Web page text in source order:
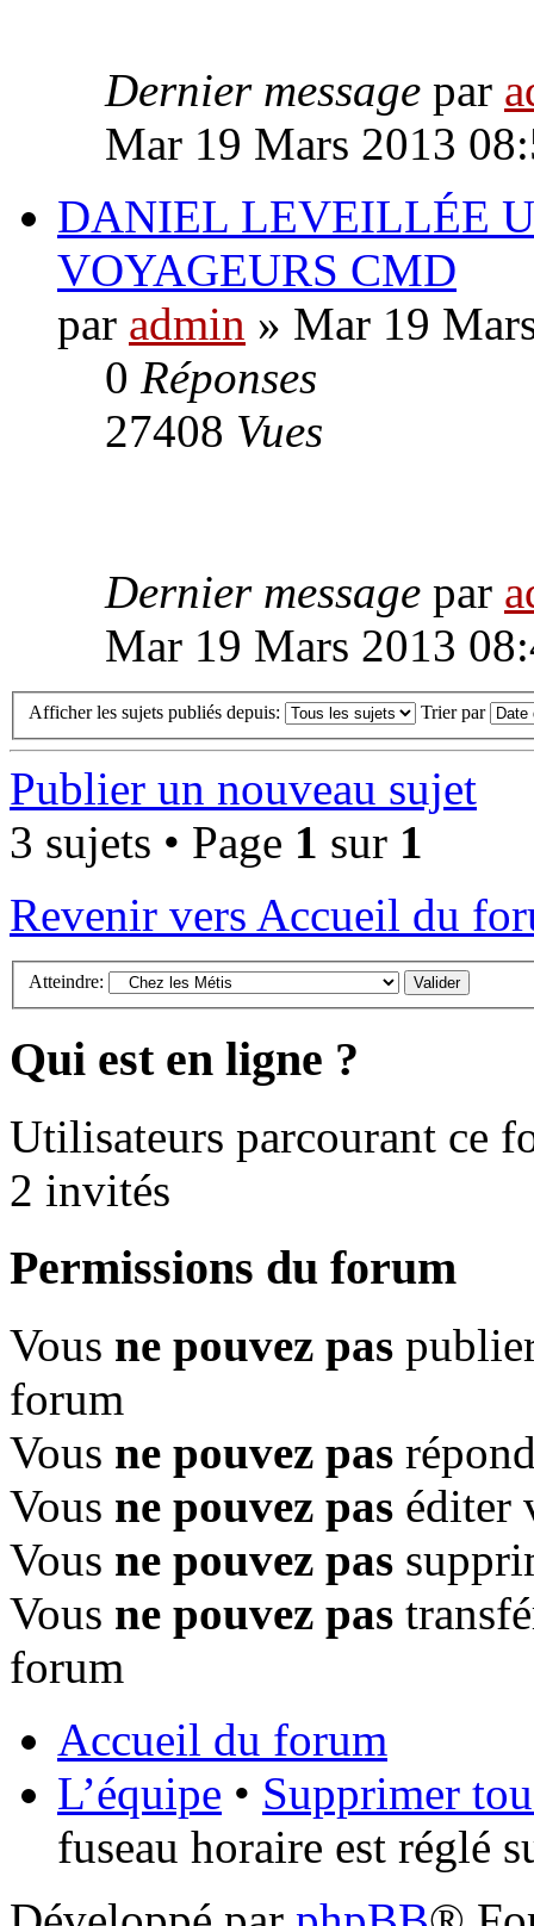
Dernier message par
Mar 19 Mars 2013
DANIEL LEVEILLÉE
VOYAGEURS CMD
par admin » Mar 19
0 Réponses
27408 Vues
Dernier message par
Mar 19 Mars 2013
Afficher les sujets publiés depuis: Trier par
Publier un nouveau sujet
3 sujets • Page 1 sur 1
Revenir vers Accueil du
Atteindre:
Qui est en ligne ?
Utilisateurs parcourant ce
2 invités
Permissions du forum
Vous ne pouvez pas
forum
Vous ne pouvez pas
Vous ne pouvez pas éditer
Vous ne pouvez pas
Vous ne pouvez pas
forum
Accueil du forum
L’équipe • Supprimer
fuseau horaire est réglé